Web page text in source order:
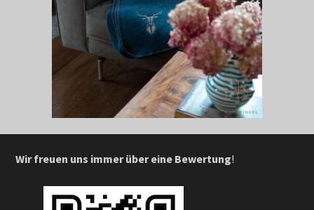
Wir freuen uns immer über eine Bewertung!